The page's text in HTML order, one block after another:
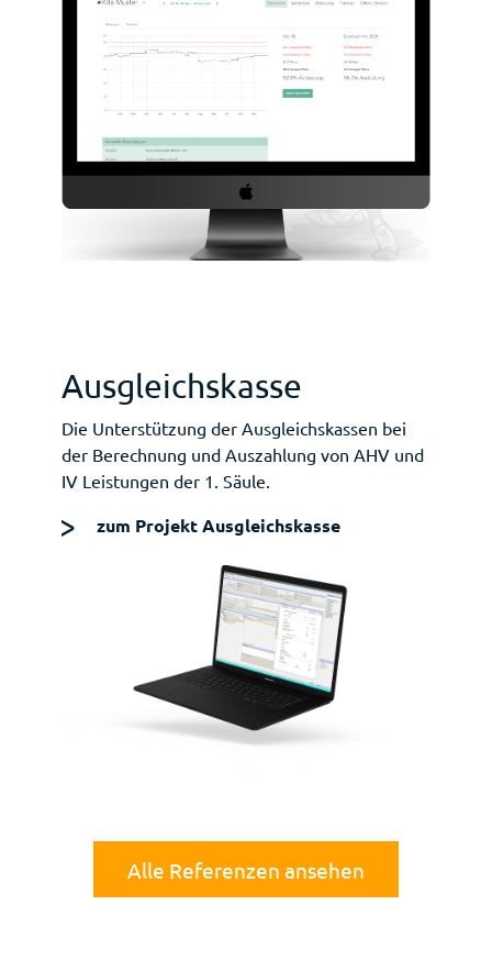
Ausgleichskasse
Die Unterstützung der Ausgleichskassen bei
der Berechnung und Auszahlung von AHV und
IV Leistungen der 1. Säule.
zum Projekt Ausgleichskasse
Alle Referenzen ansehen